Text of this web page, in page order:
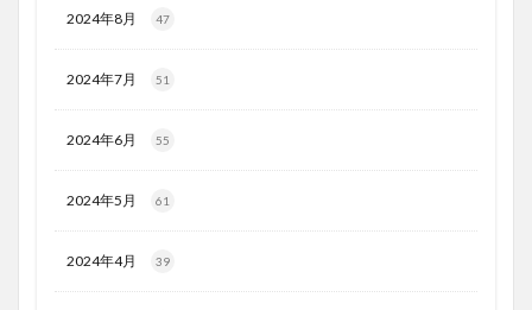
2024年8月 47
2024年7月 51
2024年6月 55
2024年5月 61
2024年4月 39